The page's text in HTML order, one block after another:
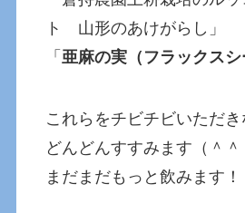
ト 山形のあけがらし」
「亜麻の実（フラックスシ
これらをチビチビいただ
どんどんすすみます（＾＾
まだまだもっと飲みます！